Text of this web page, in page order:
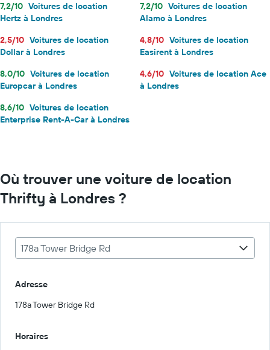
7,2/10 Voitures de location
Hertz à Londres
7,2/10 Voitures de location
Alamo à Londres
2,5/10 Voitures de location
Dollar à Londres
4,8/10 Voitures de location
Easirent à Londres
8,0/10 Voitures de location
Europcar à Londres
4,6/10 Voitures de location Ace
à Londres
8,6/10 Voitures de location
Enterprise Rent-A-Car à Londres
Où trouver une voiture de location
Thrifty à Londres ?
178a Tower Bridge Rd
Adresse
178a Tower Bridge Rd
Horaires